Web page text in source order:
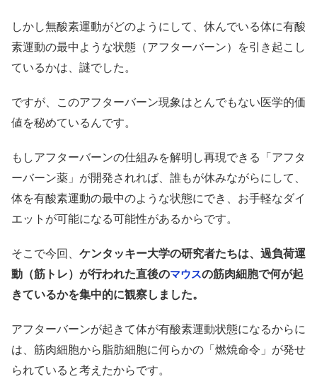
しかし無酸素運動がどのようにして、休んでいる体に有酸
素運動の最中ような状態（アフターバーン）を引き起こし
ているかは、謎でした。
ですが、このアフターバーン現象はとんでもない医学的価
値を秘めているんです。
もしアフターバーンの仕組みを解明し再現できる「アフタ
ーバーン薬」が開発されれば、誰もが休みながらにして、
体を有酸素運動の最中のような状態にでき、お手軽なダイ
エットが可能になる可能性があるからです。
そこで今回、 ケンタッキー大学の研究者たちは、過負荷運
動（筋トレ）が行われた直後のマウスの筋肉細胞で何が起
きているかを集中的に観察しました。
アフターバーンが起きて体が有酸素運動状態になるからに
は、筋肉細胞から脂肪細胞に何らかの「燃焼命令」が発せ
られていると考えたからです。